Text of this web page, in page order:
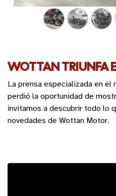
WOTTAN TRIUNFA
La prensa especializada en el
perdió la oportunidad de
invitamos a descubrir todo lo
novedades de Wottan Motor.